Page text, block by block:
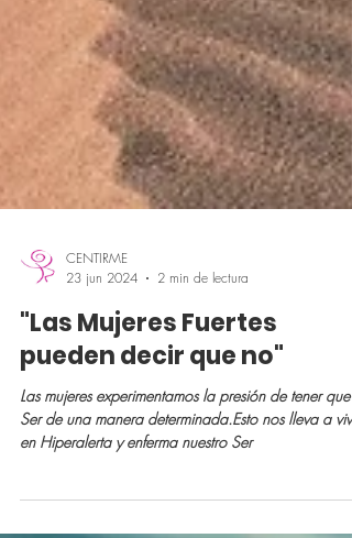
CENTIRME
23 jun 2024
"Las Mujeres Fuertes
pueden decir que no"
Las mujeres experimentamos la presión de tener que
en Hiperalerta y enferma nuestro Ser